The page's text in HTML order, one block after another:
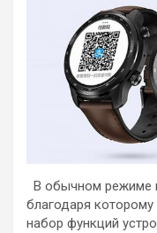
В обычном режиме
благодаря
набор функций